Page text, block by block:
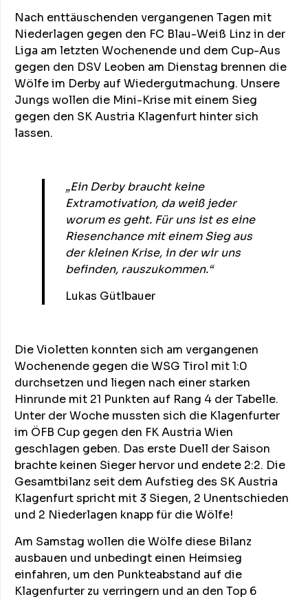
Nach enttäuschenden vergangenen Tagen mit
Niederlagen gegen den FC Blau-Weiß Linz in der
Liga am letzten Wochenende und dem Cup-Aus
gegen den DSV Leoben am Dienstag brennen die
Wölfe im Derby auf Wiedergutmachung. Unsere
Jungs wollen die Mini-Krise mit einem Sieg
gegen den SK Austria Klagenfurt hinter sich
lassen.
„Ein Derby braucht keine
Extramotivation, da weiß jeder
worum es geht. Für uns ist es eine
Riesenchance mit einem Sieg aus
der kleinen Krise, in der wir uns
befinden, rauszukommen.“
Lukas Gütlbauer
Die Violetten konnten sich am vergangenen
Wochenende gegen die WSG Tirol mit 1:0
durchsetzen und liegen nach einer starken
Hinrunde mit 21 Punkten auf Rang 4 der Tabelle.
Unter der Woche mussten sich die Klagenfurter
im ÖFB Cup gegen den FK Austria Wien
geschlagen geben. Das erste Duell der Saison
brachte keinen Sieger hervor und endete 2:2. Die
Gesamtbilanz seit dem Aufstieg des SK Austria
Klagenfurt spricht mit 3 Siegen, 2 Unentschieden
und 2 Niederlagen knapp für die Wölfe!
Am Samstag wollen die Wölfe diese Bilanz
ausbauen und unbedingt einen Heimsieg
einfahren, um den Punkteabstand auf die
Klagenfurter zu verringern und an den Top 6